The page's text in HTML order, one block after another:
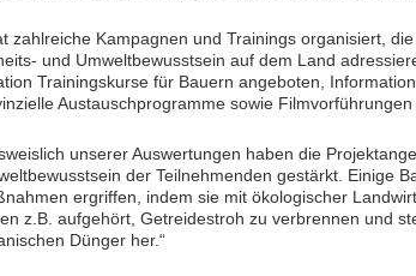
zahlreiche Kampagnen und Trainings organisiert,
und Umweltbewusstsein auf dem Land
Trainingskurse für Bauern angeboten,
Austauschprogramme sowie
unserer Auswertungen haben die
der Teilnehmenden gestärkt. Einige
ergriffen, indem sie mit ökologischer
z.B. aufgehört, Getreidestroh zu verbrennen und
Dünger her.“